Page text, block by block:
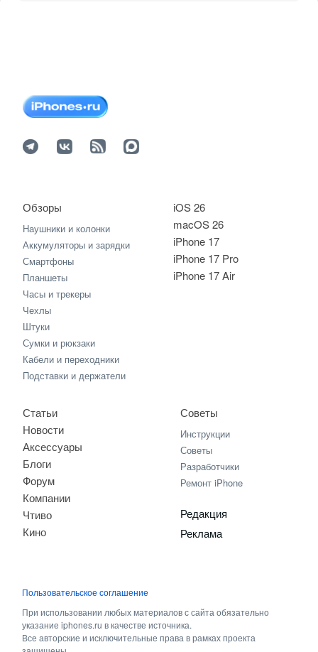
iOS 26
macOS 26
iPhone 17
iPhone 17 Pro
iPhone 17 Air
Обзоры
Наушники и колонки
Аккумуляторы и зарядки
Смартфоны
Планшеты
Часы и трекеры
Чехлы
Штуки
Сумки и рюкзаки
Кабели и переходники
Подставки и держатели
Статьи
Новости
Аксессуары
Блоги
Форум
Компании
Чтиво
Кино
Советы
Инструкции
Советы
Разработчики
Ремонт iPhone
Редакция
Реклама
Пользовательское соглашение
При использовании любых материалов с сайта обязательно
указание iphones.ru в качестве источника.
Все авторские и исключительные права в рамках проекта